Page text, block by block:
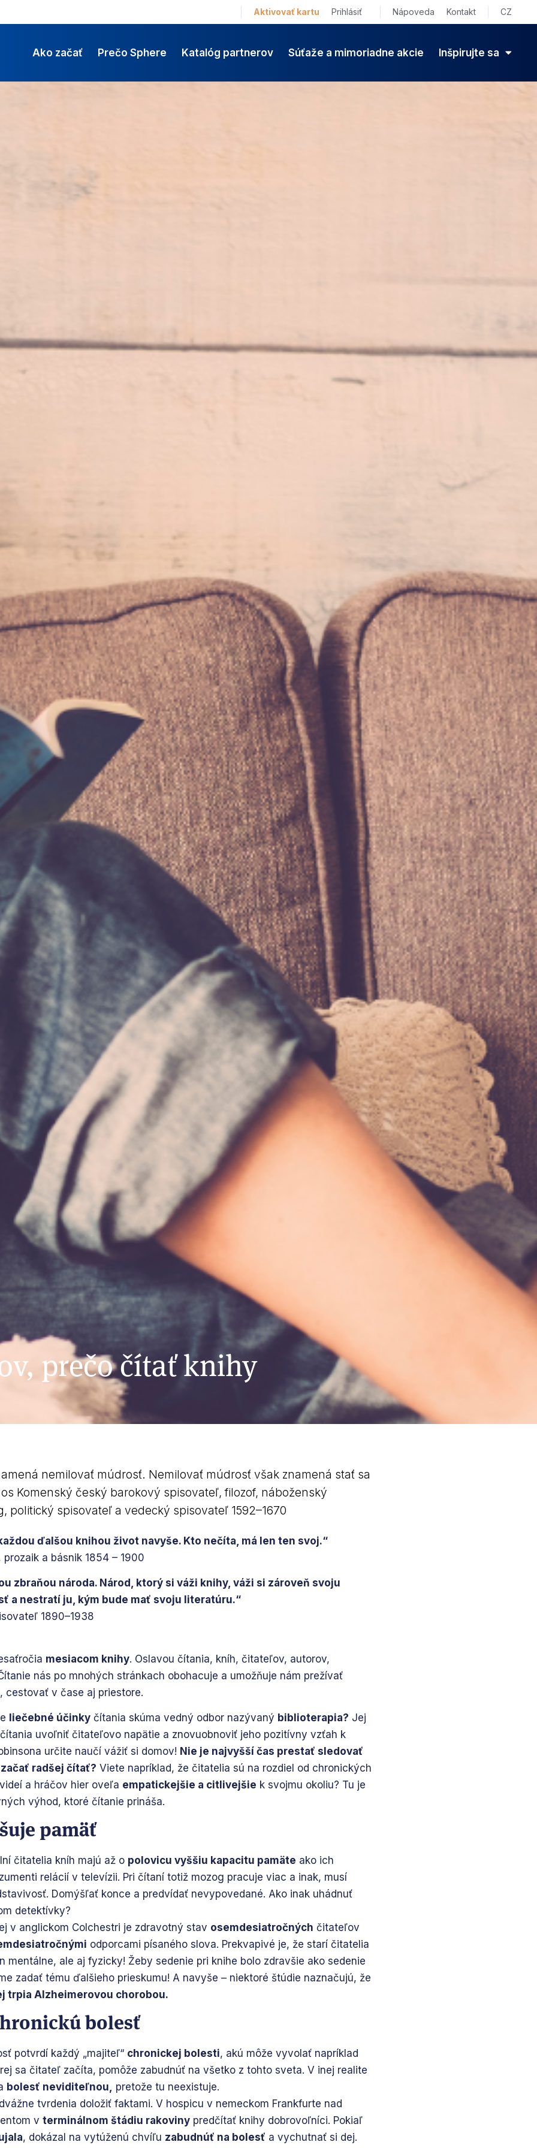
Aktivovať kartu Prihlásiť Nápoveda Kontakt CZ
Ako začať Prečo Sphere Katalóg partnerov Súťaže a mimoriadne akcie Inšpirujte sa
prečo čítať knihy
nemilovať múdrosť. Nemilovať múdrosť však znamená stať sa
Komenský český barokový spisovateľ, filozof, náboženský
politický spisovateľ a vedecký spisovateľ 1592–1670
ďalšou knihou život navyše. Kto nečíta, má len ten svoj.“
a básnik 1854 – 1900
zbraňou národa. Národ, ktorý si váži knihy, váži si zároveň svoju
a nestratí ju, kým bude mať svoju literatúru.“
1890–1938
mesiacom knihy. Oslavou čítania, kníh, čitateľov, autorov,
nás po mnohých stránkach obohacuje a umožňuje nám prežívať
cestovať v čase aj priestore.
liečebné účinky čítania skúma vedný odbor nazývaný biblioterapia? Jej
uvoľniť čitateľovo napätie a znovuobnoviť jeho pozitívny vzťah k
určite naučí vážiť si domov! Nie je najvyšší čas prestať sledovať
radšej čítať? Viete napríklad, že čitatelia sú na rozdiel od chronických
a hráčov hier oveľa empatickejšie a citlivejšie k svojmu okoliu? Tu je
výhod, ktoré čítanie prináša.
pamäť
čitatelia kníh majú až o polovicu vyššiu kapacitu pamäte ako ich
relácií v televízii. Pri čítaní totiž mozog pracuje viac a inak, musí
Domýšľať konce a predvídať nevypovedané. Ako inak uhádnuť
detektívky?
v anglickom Colchestri je zdravotný stav osemdesiatročných čitateľov
odporcami písaného slova. Prekvapivé je, že starí čitatelia
mentálne, ale aj fyzicky! Žeby sedenie pri knihe bolo zdravšie ako sedenie
zadať tému ďalšieho prieskumu! A navyše – niektoré štúdie naznačujú, že
trpia Alzheimerovou chorobou.
bolesť
potvrdí každý „majiteľ“ chronickej bolesti, akú môže vyvolať napríklad
sa čitateľ začíta, pomôže zabudnúť na všetko z tohto sveta. V inej realite
bolesť neviditeľnou, pretože tu neexistuje.
tvrdenia doložiť faktami. V hospicu v nemeckom Frankfurte nad
v terminálnom štádiu rakoviny predčítať knihy dobrovoľníci. Pokiaľ
, dokázal na vytúženú chvíľu zabudnúť na bolesť a vychutnať si dej.